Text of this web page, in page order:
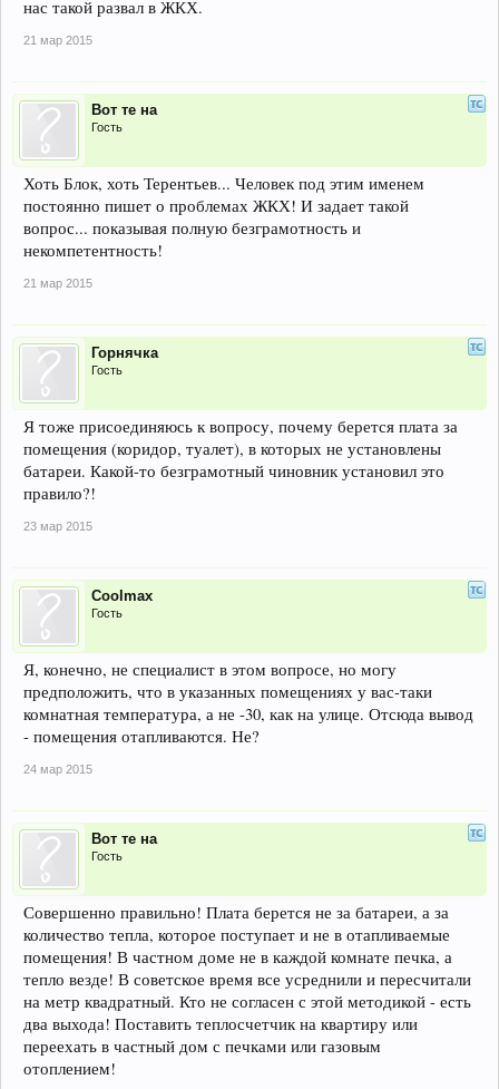
нас такой развал в ЖКХ.
21 мар 2015
Вот те на
Гость
Хоть Блок, хоть Терентьев... Человек под этим именем
постоянно пишет о проблемах ЖКХ! И задает такой
вопрос... показывая полную безграмотность и
некомпетентность!
21 мар 2015
Горнячка
Гость
Я тоже присоединяюсь к вопросу, почему берется плата за
помещения (коридор, туалет), в которых не установлены
батареи. Какой-то безграмотный чиновник установил это
правило?!
23 мар 2015
Coolmax
Гость
Я, конечно, не специалист в этом вопросе, но могу
предположить, что в указанных помещениях у вас-таки
комнатная температура, а не -30, как на улице. Отсюда вывод
- помещения отапливаются. Не?
24 мар 2015
Вот те на
Гость
Совершенно правильно! Плата берется не за батареи, а за
количество тепла, которое поступает и не в отапливаемые
помещения! В частном доме не в каждой комнате печка, а
тепло везде! В советское время все усреднили и пересчитали
на метр квадратный. Кто не согласен с этой методикой - есть
два выхода! Поставить теплосчетчик на квартиру или
переехать в частный дом с печками или газовым
отоплением!